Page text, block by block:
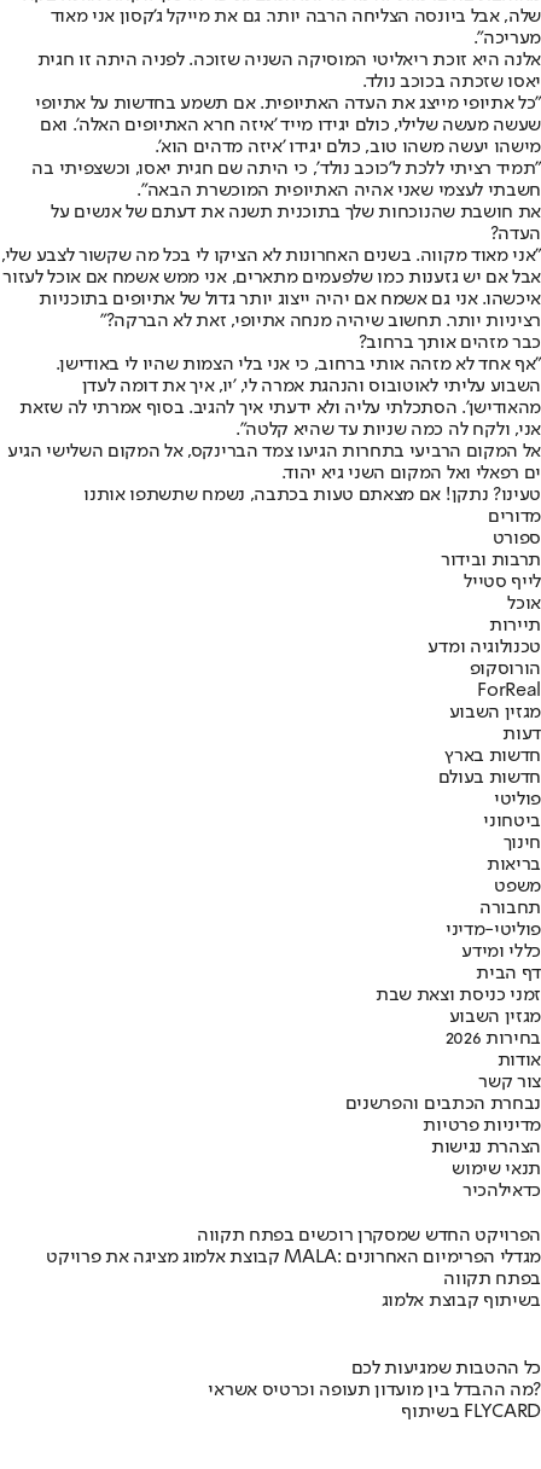
שלה, אבל ביונסה הצליחה הרבה יותר. גם את מייקל ג'קסון אני מאוד
מעריכה".
אלנה היא זוכת ריאליטי המוסיקה השניה שזוכה. לפניה היתה זו חגית
יאסו שזכתה בכוכב נולד.
״כל אתיופי מייצג את העדה האתיופית. אם תשמע בחדשות על אתיופי
שעשה מעשה שלילי, כולם יגידו מייד 'איזה חרא האתיופים האלה'. ואם
מישהו יעשה משהו טוב, כולם יגידו 'איזה מדהים הוא'.
"תמיד רציתי ללכת ל'כוכב נולד', כי היתה שם חגית יאסו, וכשצפיתי בה
חשבתי לעצמי שאני אהיה האתיופית המוכשרת הבאה".
את חושבת שהנוכחות שלך בתוכנית תשנה את דעתם של אנשים על
העדה?
"אני מאוד מקווה. בשנים האחרונות לא הציקו לי בכל מה שקשור לצבע שלי,
אבל אם יש גזענות כמו שלפעמים מתארים, אני ממש אשמח אם אוכל לעזור
איכשהו. אני גם אשמח אם יהיה ייצוג יותר גדול של אתיופים בתוכניות
רציניות יותר. תחשוב שיהיה מנחה אתיופי, זאת לא הברקה?"
כבר מזהים אותך ברחוב?
"אף אחד לא מזהה אותי ברחוב, כי אני בלי הצמות שהיו לי באודישן.
השבוע עליתי לאוטובוס והנהגת אמרה לי, 'יו, איך את דומה לעדן
מהאודישן'. הסתכלתי עליה ולא ידעתי איך להגיב. בסוף אמרתי לה שזאת
אני, ולקח לה כמה שניות עד שהיא קלטה".
אל המקום הרביעי בתחרות הגיעו צמד הברינקס, אל המקום השלישי הגיע
ים רפאלי ואל המקום השני גיא יהוד.
טעינו? נתקן! אם מצאתם טעות בכתבה, נשמח שתשתפו אותנו
מדורים
ספורט
תרבות ובידור
לייף סטייל
אוכל
תיירות
טכנולוגיה ומדע
הורוסקופ
ForReal
מגזין השבוע
דעות
חדשות בארץ
חדשות בעולם
פוליטי
ביטחוני
חינוך
בריאות
משפט
תחבורה
פוליטי-מדיני
כללי ומידע
דף הבית
זמני כניסת וצאת שבת
מגזין השבוע
בחירות 2026
אודות
צור קשר
נבחרת הכתבים והפרשנים
מדיניות פרטיות
הצהרת נגישות
תנאי שימוש
כדאילהכיר
הפרויקט החדש שמסקרן רוכשים בפתח תקווה
קבוצת אלמוג מציגה את פרויקט MALA: מגדלי הפרימיום האחרונים
בפתח תקווה
בשיתוף קבוצת אלמוג
כל ההטבות שמגיעות לכם
מה ההבדל בין מועדון תעופה וכרטיס אשראי?
בשיתוף FLYCARD